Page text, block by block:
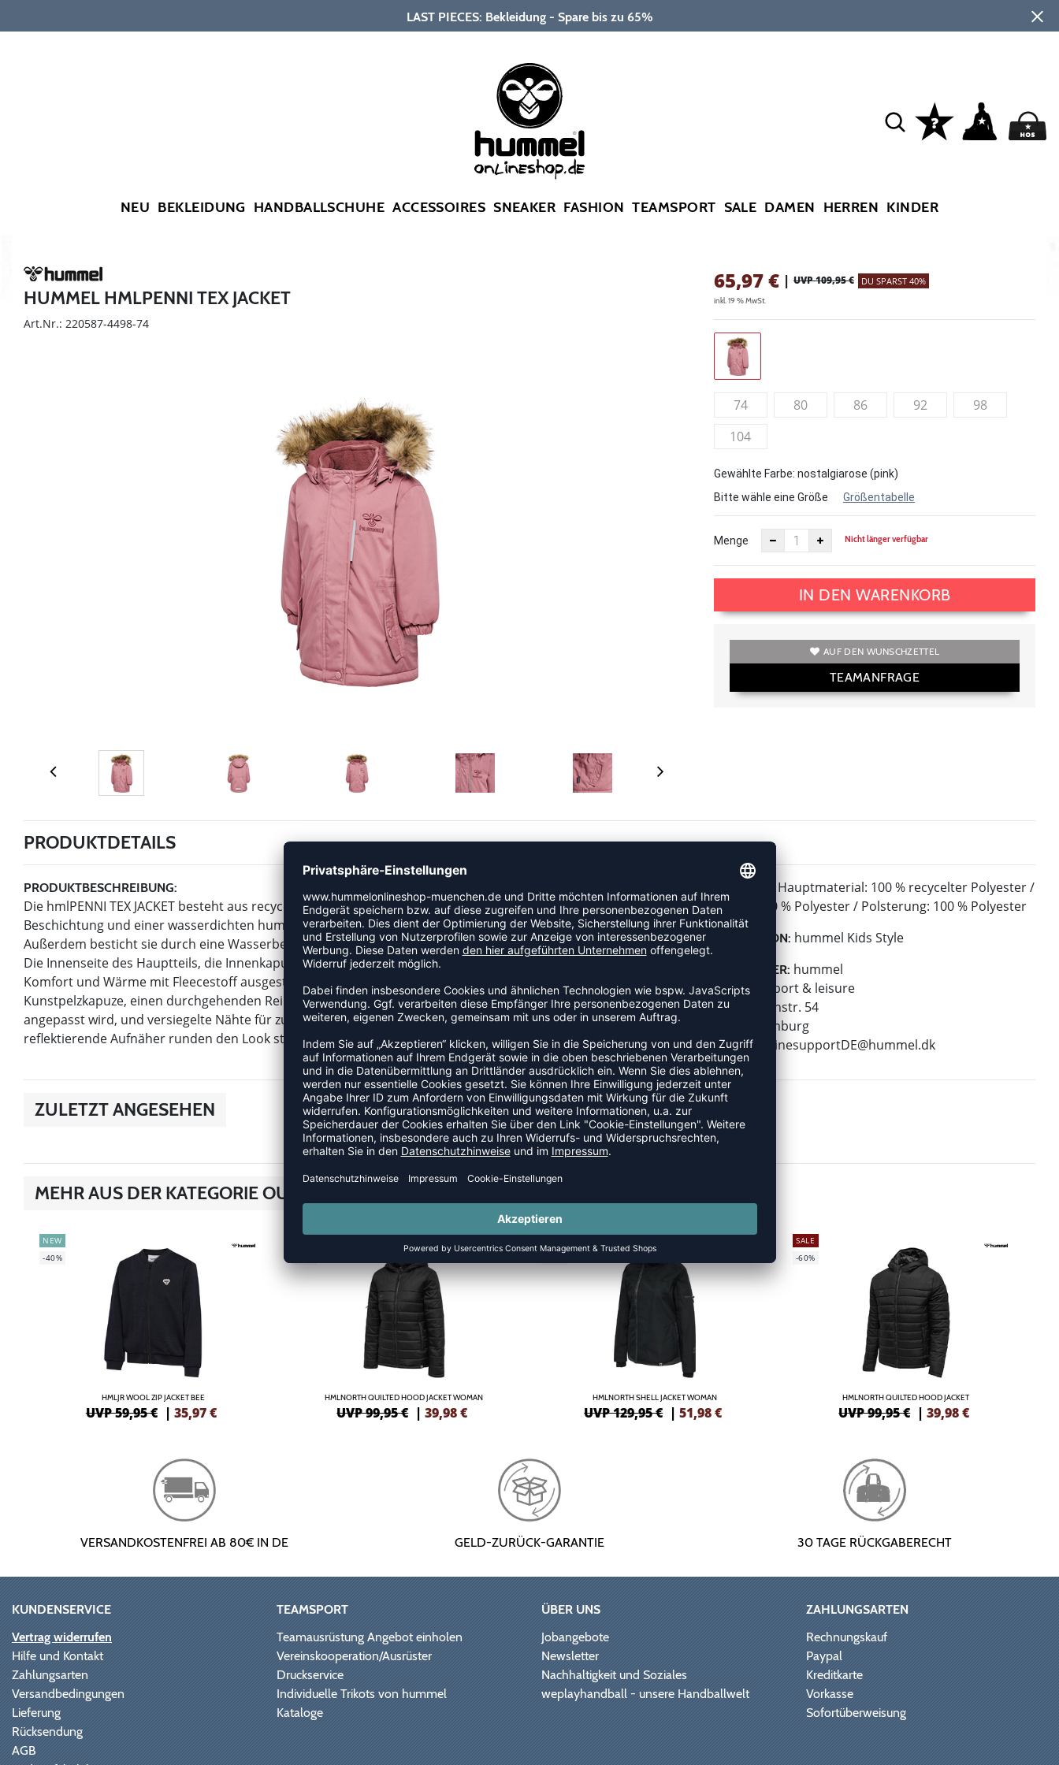
LAST PIECES: Bekleidung - Spare bis zu 65%
NEU BEKLEIDUNG HANDBALLSCHUHE ACCESSOIRES SNEAKER FASHION TEAMSPORT SALE DAMEN HERREN KINDER
HUMMEL HMLPENNI TEX JACKET
Art.Nr.: 220587-4498-74
65,97€ | UVP 109,95 € DU SPARST 40%
inkl. 19 % MwSt.
74 80 86 92
98
104
Gewählte Farbe: nostalgiarose (pink)
Bitte wähle eine Größe
Größentabelle
Menge Nicht länger verfügbar
IN DEN WARENKORB
AUF DEN WUNSCHZETTEL
TEAMANFRAGE
PRODUKTDETAILS
PRODUKTBESCHREIBUNG:
Die hmlPENNI TEX JACKET besteht aus recyceltem Gewebe und bietet mit einer fluorfreien BIONIC-FINISH®-ECO-
Beschichtung und einer wasserdichten hummelTEX-Membran verbesserten Schutz vor Wind und Wetter.
Außerdem besticht sie durch eine Wasserbeständigkeit von WP8000 und eine Atmungsaktivität von MVP5000.
Die Innenseite des Hauptteils, die Innenkapuze, die Ärmelöffnung und der Innenkragen sind für zusätzlichen
Komfort und Wärme mit Fleecestoff ausgestattet. Sie verfügt außerdem über eine abnehmbare
Kunstpelzkapuze, einen durchgehenden Reißverschluss mit Zippergarage, eine verstellbare Taille, die am Saum
angepasst wird, und versiegelte Nähte für zusätzlichen Schutz vor Regen. Die reflektierenden Paspeln und der
reflektierende Aufnäher runden den Look stilvoll ab.
Hauptmaterial: 100 % recycelter Polyester /
Futter: 100 % Polyester / Polsterung: 100 % Polyester
KOLLEKTION: hummel Kids Style
HERSTELLER: hummel
hummel sport & leisure
Leverkusenstr. 54
22761 Hamburg
E-Mail:
onlinesupportDE@hummel.dk
ZULETZT ANGESEHEN
MEHR AUS DER KATEGORIE OUTDOOR JACKEN
NEW
-40%
HMLJR WOOL ZIP JACKET BEE
UVP 59,95 € | 35,97€
HMLNORTH QUILTED HOOD JACKET WOMAN
UVP 99,95 € |39,98€
HMLNORTH SHELL JACKET WOMAN
UVP 129,95 € |51,98€
SALE
-60%
HMLNORTH QUILTED HOOD JACKET
UVP 99,95 € |39,98€
VERSANDKOSTENFREI AB 80€ IN DE GELD-ZURÜCK-GARANTIE 30 TAGE RÜCKGABERECHT
KUNDENSERVICE
Vertrag widerrufen
Hilfe und Kontakt
Zahlungsarten
Versandbedingungen
Lieferung
Rücksendung
AGB
TEAMSPORT
Teamausrüstung Angebot einholen
Vereinskooperation/Ausrüster
Druckservice
Individuelle Trikots von hummel
Kataloge
ÜBER UNS
Jobangebote
Newsletter
Nachhaltigkeit und Soziales
weplayhandball - unsere Handballwelt
ZAHLUNGSARTEN
Rechnungskauf
Paypal
Kreditkarte
Vorkasse
Sofortüberweisung